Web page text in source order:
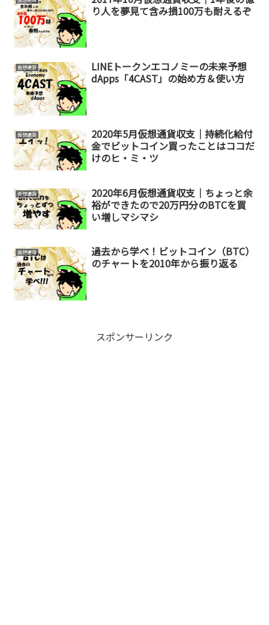
り人を夢見て含み損100万も耐えるぞ
仮想通貨
LINEトークンエコノミーの未来予想
dApps「4CAST」の始め方＆使い方
仮想通貨
2020年5月仮想通貨収支｜持続化給付
金でビットコイン買ったことはココだ
けのヒ・ミ・ツ
仮想通貨
2020年6月仮想通貨収支｜ちょっと余
裕ができたので20万円分のBTCを買
い増しマシマシ
仮想通貨
過去から学べ！ビットコイン（BTC）
のチャートを2010年から振り返る
スポンサーリンク